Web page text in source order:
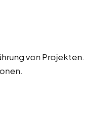
von Projekten.